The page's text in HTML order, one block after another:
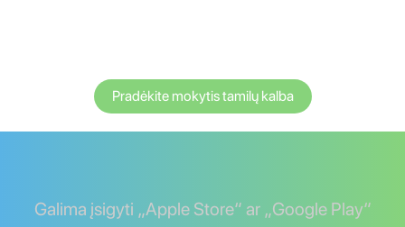
Pradėkite mokytis tamilų kalba
Galima įsigyti „Apple Store“ ar „Google Play“